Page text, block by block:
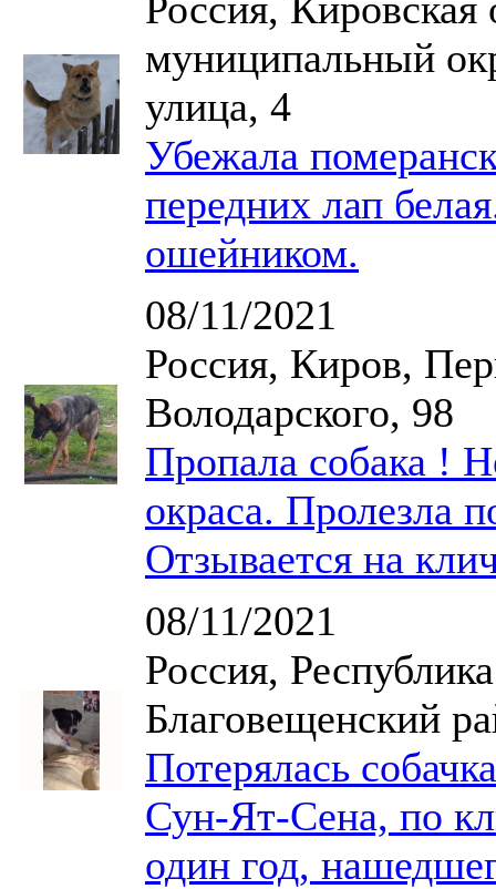
муниципальный
улица, 4
Убежала
передних лап
ошейником.
08/11/2021
Россия, Киров,
Володарского, 98
Пропала собака !
окраса. Пролезла
Отзывается на
08/11/2021
Россия,
Благовещенский
Потерялась
Сун-Ят-Сена, по
один год,